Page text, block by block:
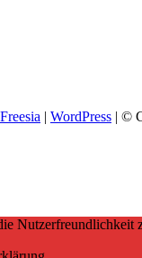
| WordPress | ©